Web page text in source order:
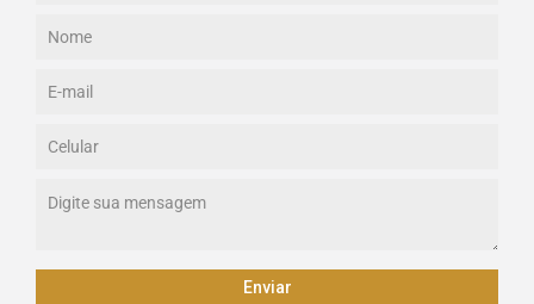
Enviar